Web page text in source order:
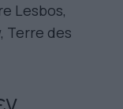
Lesbos,
Terre des